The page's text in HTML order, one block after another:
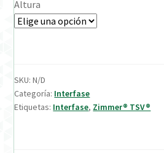
Verification Required
Altura
SKU:N/D
Categoría: Interfase
Etiquetas: Interfase, Zimmer® TSV®